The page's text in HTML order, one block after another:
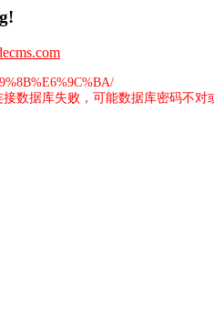
接数据库失败，可能数据库密码不对